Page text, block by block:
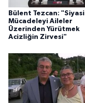
Bülent Tezcan: "Siyasi
Mücadeleyi Aileler
Üzerinden Yürütmek
Acizliğin Zirvesi"